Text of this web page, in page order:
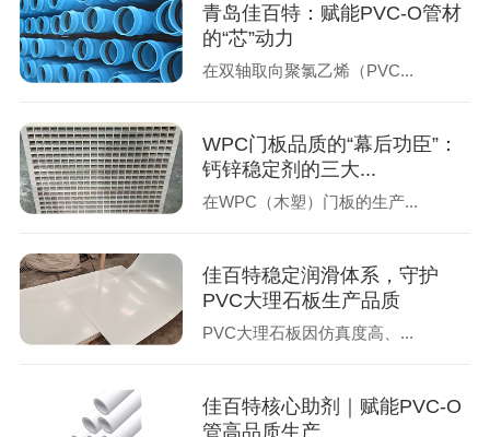
青岛佳百特：赋能PVC-O管材
的“芯”动力
在双轴取向聚氯乙烯（PVC...
WPC门板品质的“幕后功臣”：
钙锌稳定剂的三大...
在WPC（木塑）门板的生产...
佳百特稳定润滑体系，守护
PVC大理石板生产品质
PVC大理石板因仿真度高、...
佳百特核心助剂｜赋能PVC-O
管高品质生产